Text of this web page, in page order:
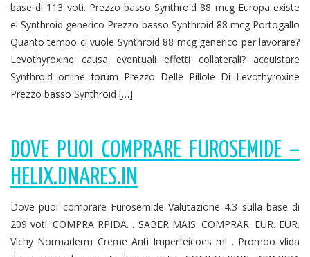
base di 113 voti. Prezzo basso Synthroid 88 mcg Europa existe
el Synthroid generico Prezzo basso Synthroid 88 mcg Portogallo
Quanto tempo ci vuole Synthroid 88 mcg generico per lavorare?
Levothyroxine causa eventuali effetti collaterali? acquistare
Synthroid online forum Prezzo Delle Pillole Di Levothyroxine
Prezzo basso Synthroid […]
DOVE PUOI COMPRARE FUROSEMIDE –
HELIX.DNARES.IN
Dove puoi comprare Furosemide Valutazione 4.3 sulla base di
209 voti. COMPRA RPIDA. . SABER MAIS. COMPRAR. EUR. EUR.
Vichy Normaderm Creme Anti Imperfeicoes ml . Promoo vlida